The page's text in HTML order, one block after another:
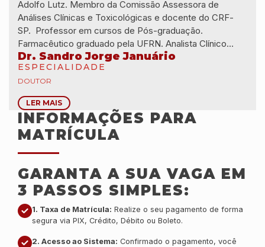
Adolfo Lutz. Membro da Comissão Assessora de
Análises Clínicas e Toxicológicas e docente do CRF-
SP. Professor em cursos de Pós-graduação.
Farmacêutico graduado pela UFRN. Analista Clínico
habilitado pela Faculdade de Ciências Farmacêuticas da
USP. Especialista em Educação em Saúde Pública pela
FIOCRUZ.
Dr. Sandro Jorge Januário
ESPECIALIDADE
DOUTOR
LER MAIS
INFORMAÇÕES PARA
MATRÍCULA
GARANTA A SUA VAGA EM
3 PASSOS SIMPLES:
1. Taxa de Matrícula: Realize o seu pagamento de forma
segura via PIX, Crédito, Débito ou Boleto.
2. Acesso ao Sistema: Confirmado o pagamento, você